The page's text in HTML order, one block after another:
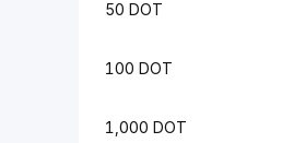
50 DOT
100 DOT
1,000 DOT